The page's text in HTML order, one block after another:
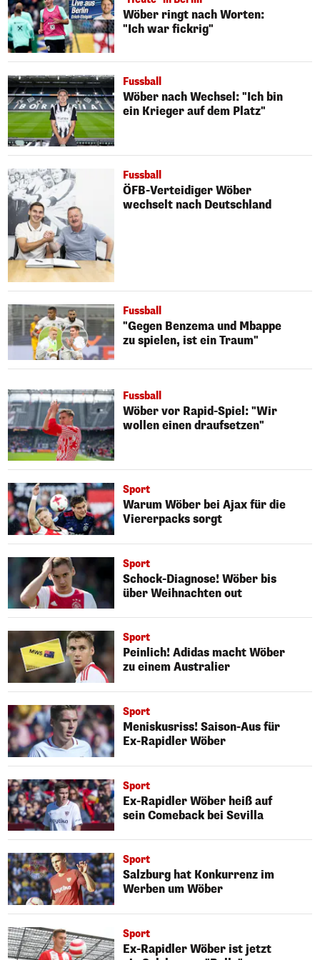
Wöber ringt nach Worten:
"Ich war fickrig"
Fussball
Wöber nach Wechsel: "Ich bin
ein Krieger auf dem Platz"
Fussball
ÖFB-Verteidiger Wöber
wechselt nach Deutschland
Fussball
"Gegen Benzema und Mbappe
zu spielen, ist ein Traum"
Fussball
Wöber vor Rapid-Spiel: "Wir
wollen einen draufsetzen"
Sport
Warum Wöber bei Ajax für die
Viererpacks sorgt
Sport
Schock-Diagnose! Wöber bis
über Weihnachten out
Sport
Peinlich! Adidas macht Wöber
zu einem Australier
Sport
Meniskusriss! Saison-Aus für
Ex-Rapidler Wöber
Sport
Ex-Rapidler Wöber heiß auf
sein Comeback bei Sevilla
Sport
Salzburg hat Konkurrenz im
Werben um Wöber
Sport
Ex-Rapidler Wöber ist jetzt